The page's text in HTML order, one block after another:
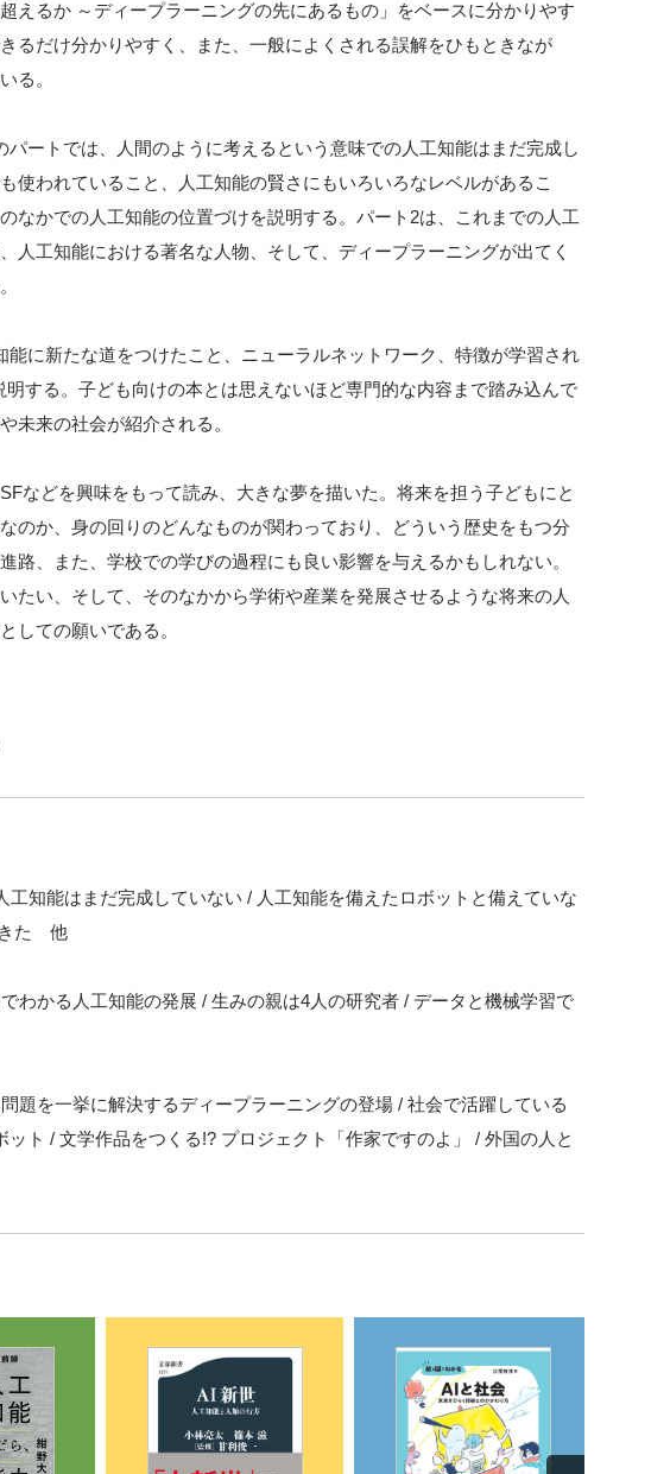
えるか ～ディープラーニングの先にあるもの」をベースに分かりやす
るだけ分かりやすく、また、一般によくされる誤解をひもときなが
る。
ートでは、人間のように考えるという意味での人工知能はまだ完成し
使われていること、人工知能の賢さにもいろいろなレベルがあるこ
なかでの人工知能の位置づけを説明する。パート2は、これまでの人工
人工知能における著名な人物、そして、ディープラーニングが出てく
に新たな道をつけたこと、ニューラルネットワーク、特徴が学習され
する。子ども向けの本とは思えないほど専門的な内容まで踏み込んで
未来の社会が紹介される。
などを興味をもって読み、大きな夢を描いた。将来を担う子どもにと
のか、身の回りのどんなものが関わっており、どういう歴史をもつ分
路、また、学校での学びの過程にも良い影響を与えるかもしれない。
たい、そして、そのなかから学術や産業を発展させるような将来の人
しての願いである。
知能はまだ完成していない / 人工知能を備えたロボットと備えていな
きた 他
わかる人工知能の発展 / 生みの親は4人の研究者 / データと機械学習で
題を一挙に解決するディープラーニングの登場 / 社会で活躍している
ト / 文学作品をつくる!? プロジェクト「作家ですのよ」 / 外国の人と